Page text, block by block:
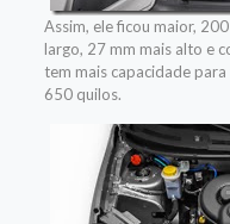
Assim, ele ficou maior,
largo, 27 mm mais alto e
tem mais capacidade
650 quilos.